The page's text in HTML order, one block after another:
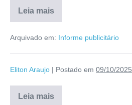
Leia mais
Arquivado em: Informe publicitário
Eliton Araujo | Postado em 09/10/2025
Leia mais